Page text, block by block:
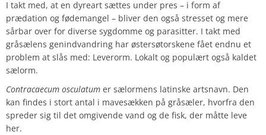
I takt med, at en dyreart sættes under pres – i form af
prædation og fødemangel – bliver den også stresset og mere
sårbar over for diverse sygdomme og parasitter. I takt med
gråsælens genindvandring har østersøtorskene fået endnu et
problem at slås med: Leverorm. Lokalt og populært også kaldet
sælorm.
Contracaecum osculatum er sælormens latinske artsnavn. Den
kan findes i stort antal i mavesækken på gråsæler, hvorfra den
spreder sig til det omgivende vand og de fisk, der måtte leve
her.